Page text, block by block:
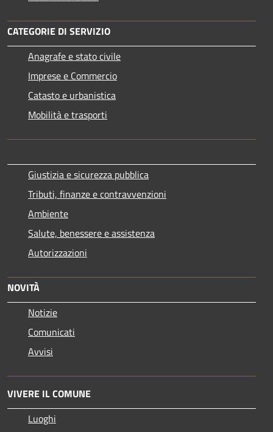
CATEGORIE DI SERVIZIO
Anagrafe e stato civile
Imprese e Commercio
Catasto e urbanistica
Mobilità e trasporti
Giustizia e sicurezza pubblica
Tributi, finanze e contravvenzioni
Ambiente
Salute, benessere e assistenza
Autorizzazioni
NOVITÀ
Notizie
Comunicati
Avvisi
VIVERE IL COMUNE
Luoghi